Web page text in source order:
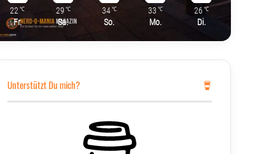
22 ℃
Fr.
29 ℃
Sa.
34 ℃
So.
33 ℃
Mo.
26 ℃
Di.
Unterstützt Du mich?